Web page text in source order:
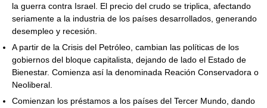
la guerra contra Israel. El precio del crudo se triplica, afectando
seriamente a la industria de los países desarrollados, generando
desempleo y recesión.
A partir de la Crisis del Petróleo, cambian las políticas de los
gobiernos del bloque capitalista, dejando de lado el Estado de
Bienestar. Comienza así la denominada Reación Conservadora o
Neoliberal.
Comienzan los préstamos a los países del Tercer Mundo, dando